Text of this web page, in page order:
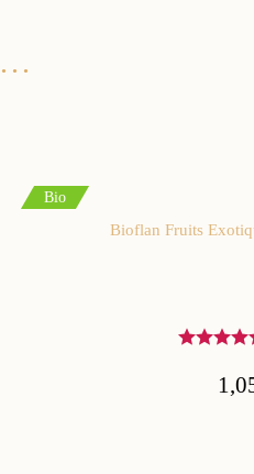
Bio
Bioflan Fruits